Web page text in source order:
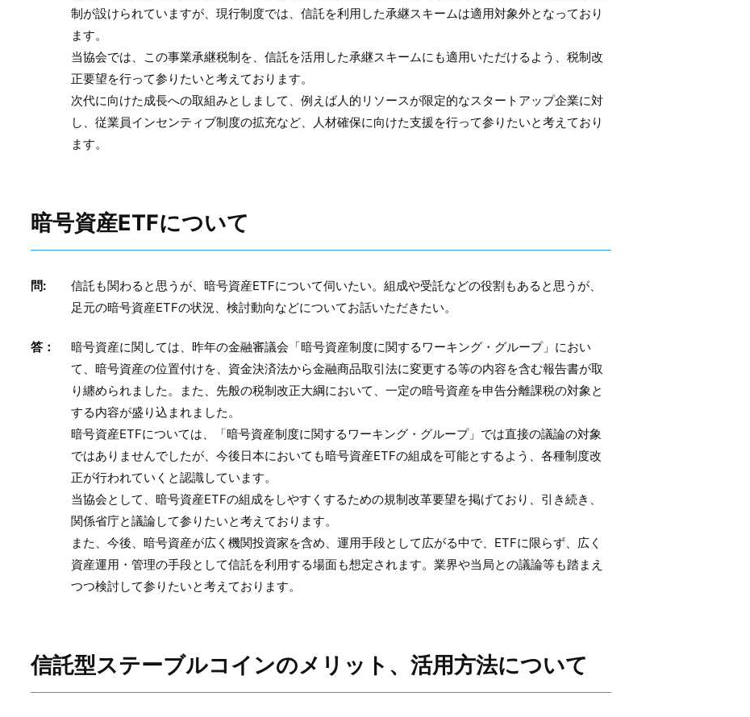
制が設けられていますが、現行制度では、信託を利用した承継スキームは適用対象外となっており
ます。
当協会では、この事業承継税制を、信託を活用した承継スキームにも適用いただけるよう、税制改
正要望を行って参りたいと考えております。
次代に向けた成長への取組みとしまして、例えば人的リソースが限定的なスタートアップ企業に対
し、従業員インセンティブ制度の拡充など、人材確保に向けた支援を行って参りたいと考えており
ます。
暗号資産ETFについて
問:
信託も関わると思うが、暗号資産ETFについて伺いたい。組成や受託などの役割もあると思うが、
足元の暗号資産ETFの状況、検討動向などについてお話いただきたい。
答：
暗号資産に関しては、昨年の金融審議会「暗号資産制度に関するワーキング・グループ」におい
て、暗号資産の位置付けを、資金決済法から金融商品取引法に変更する等の内容を含む報告書が取
り纏められました。また、先般の税制改正大綱において、一定の暗号資産を申告分離課税の対象と
する内容が盛り込まれました。
暗号資産ETFについては、「暗号資産制度に関するワーキング・グループ」では直接の議論の対象
ではありませんでしたが、今後日本においても暗号資産ETFの組成を可能とするよう、各種制度改
正が行われていくと認識しています。
当協会として、暗号資産ETFの組成をしやすくするための規制改革要望を掲げており、引き続き、
関係省庁と議論して参りたいと考えております。
また、今後、暗号資産が広く機関投資家を含め、運用手段として広がる中で、ETFに限らず、広く
資産運用・管理の手段として信託を利用する場面も想定されます。業界や当局との議論等も踏まえ
つつ検討して参りたいと考えております。
信託型ステーブルコインのメリット、活用方法について